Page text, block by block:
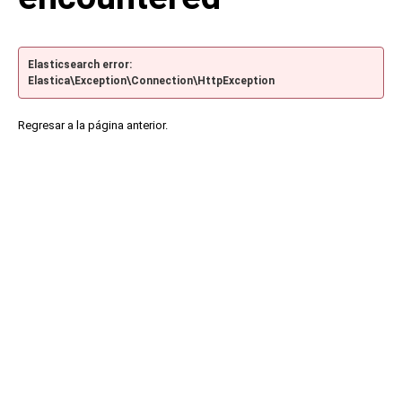
Elasticsearch error:
Elastica\Exception\Connection\HttpException
Regresar a la página anterior.